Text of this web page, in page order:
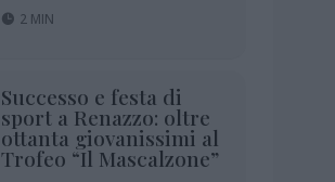
2 MIN
Successo e festa di
sport a Renazzo: oltre
ottanta giovanissimi al
Trofeo “Il Mascalzone”